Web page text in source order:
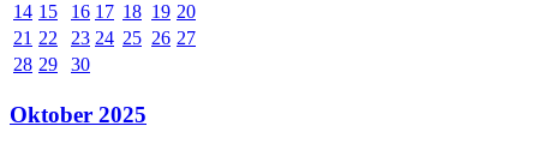
14 15 16 17 18 19 20
21 22 23 24 25 26 27
28 29 30
Oktober 2025